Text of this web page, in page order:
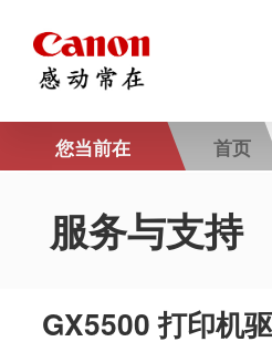
您当前在 首页
服务与支持
GX5500 打印机